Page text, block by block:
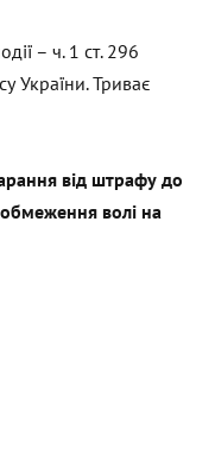
– ч. 1 ст. 296
України. Триває
від штрафу до
волі на